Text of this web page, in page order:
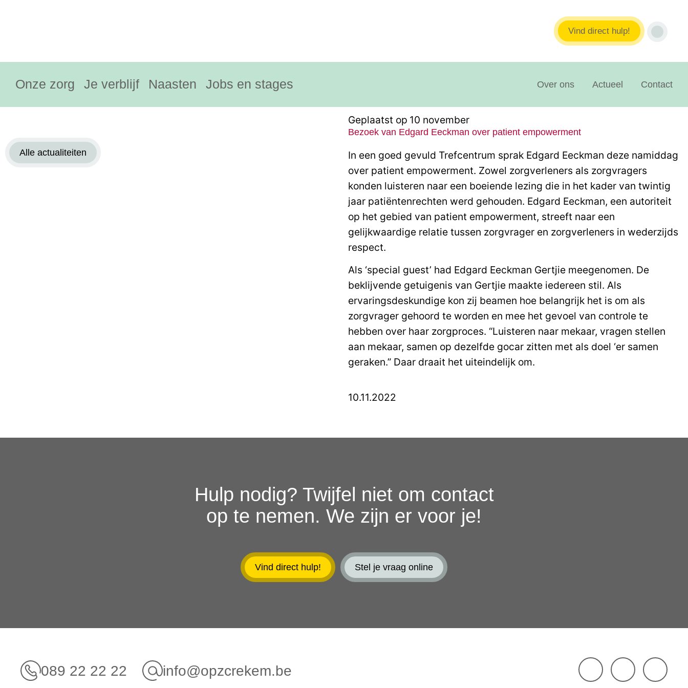
Vind direct hulp!
Onze zorg Je verblijf Naasten Jobs en stages Over ons Actueel Contact
Alle actualiteiten
Geplaatst op 10 november
Bezoek van Edgard Eeckman over patient empowerment
In een goed gevuld Trefcentrum sprak Edgard Eeckman deze namiddag
over patient empowerment. Zowel zorgverleners als zorgvragers
konden luisteren naar een boeiende lezing die in het kader van twintig
jaar patiëntenrechten werd gehouden. Edgard Eeckman, een autoriteit
op het gebied van patient empowerment, streeft naar een
gelijkwaardige relatie tussen zorgvrager en zorgverleners in wederzijds
respect.
Als ‘special guest’ had Edgard Eeckman Gertjie meegenomen. De
beklijvende getuigenis van Gertjie maakte iedereen stil. Als
ervaringsdeskundige kon zij beamen hoe belangrijk het is om als
zorgvrager gehoord te worden en mee het gevoel van controle te
hebben over haar zorgproces. “Luisteren naar mekaar, vragen stellen
aan mekaar, samen op dezelfde gocar zitten met als doel ‘er samen
geraken.” Daar draait het uiteindelijk om.
10.11.2022
Hulp nodig? Twijfel niet om contact
op te nemen. We zijn er voor je!
Vind direct hulp! Stel je vraag online
089 22 22 22 info@opzcrekem.be